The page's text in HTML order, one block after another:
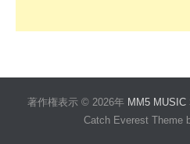
著作権表示 © 2026年 MM5 MUSIC
Catch Everest Theme